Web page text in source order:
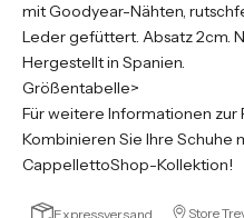
mit Goodyear-Nähten,
Leder gefüttert. Absatz 2cm.
Hergestellt in Spanien.
Größentabelle>
Für weitere Informationen zur
Kombinieren Sie Ihre Schuhe
CappellettoShop-Kollektion!
Expressversand Store